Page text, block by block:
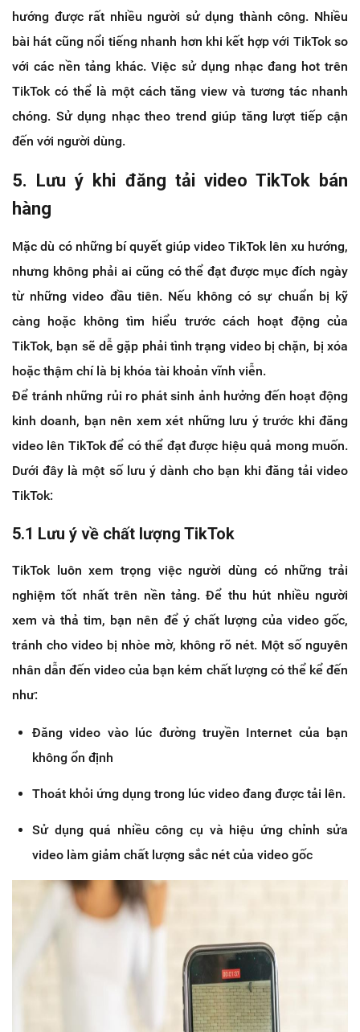
hướng được rất nhiều người sử dụng thành công. Nhiều
bài hát cũng nổi tiếng nhanh hơn khi kết hợp với TikTok so
với các nền tảng khác. Việc sử dụng nhạc đang hot trên
TikTok có thể là một cách tăng view và tương tác nhanh
chóng. Sử dụng nhạc theo trend giúp tăng lượt tiếp cận
đến với người dùng.
5. Lưu ý khi đăng tải video TikTok bán
hàng
Mặc dù có những bí quyết giúp video TikTok lên xu hướng,
nhưng không phải ai cũng có thể đạt được mục đích ngày
từ những video đầu tiên. Nếu không có sự chuẩn bị kỹ
càng hoặc không tìm hiểu trước cách hoạt động của
TikTok, bạn sẽ dễ gặp phải tình trạng video bị chặn, bị xóa
hoặc thậm chí là bị khóa tài khoản vĩnh viễn.
Để tránh những rủi ro phát sinh ảnh hưởng đến hoạt động
kinh doanh, bạn nên xem xét những lưu ý trước khi đăng
video lên TikTok để có thể đạt được hiệu quả mong muốn.
Dưới đây là một số lưu ý dành cho bạn khi đăng tải video
TikTok:
5.1 Lưu ý về chất lượng TikTok
TikTok luôn xem trọng việc người dùng có những trải
nghiệm tốt nhất trên nền tảng. Để thu hút nhiều người
xem và thả tim, bạn nên để ý chất lượng của video gốc,
tránh cho video bị nhòe mờ, không rõ nét. Một số nguyên
nhân dẫn đến video của bạn kém chất lượng có thể kể đến
như:
Đăng video vào lúc đường truyền Internet của bạn
không ổn định
Thoát khỏi ứng dụng trong lúc video đang được tải lên.
Sử dụng quá nhiều công cụ và hiệu ứng chỉnh sửa
video làm giảm chất lượng sắc nét của video gốc